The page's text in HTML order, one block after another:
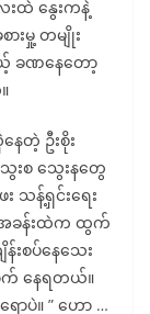
းထဲ နွေးကနဲ့
မှု့ တမျိုး
ခဏနေတော့
ေတဲ့ ဦးစိုး
ေးစ သွေးနတွေ
သန့်ရှင်းရေး
ည့်အခန်းထဲက ထွက်
းစပ်နေသေး
နေရတယ်။
ပဲ။ ” ဟော …